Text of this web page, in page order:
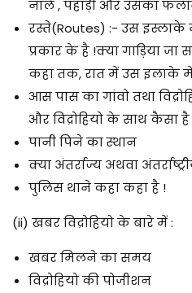
नाले , पहाड़ी और उसका
रस्ते(Routes) :- उस
प्रकार के है !क्या गाड़िया
कहा तक, रात में उस इलाके में
आस पास का गांवो तथा
और विद्रोहियो के साथ कैसा है
पानी पिने का स्थान
क्या अंतर्राज्य अथवा
पुलिस थाने कहा कहा है !
(ii) खबर विद्रोहियो के बारे में :
खबर मिलने का समय
विद्रोहियो की पोजीशन